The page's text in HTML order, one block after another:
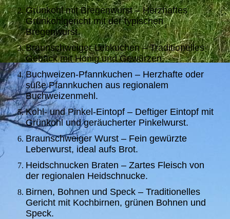
Grünkohl mit Bregenwurst – Herzhaftes
Grünkohlgericht mit der typischen
Bregenwurst.
Braunschweiger Lebkuchen – Traditionelles
Gebäck mit Honig und Gewürzen.
Buchweizen-Pfannkuchen – Herzhafte oder
süße Pfannkuchen aus regionalem
Buchweizenmehl.
Kohl- und Pinkel-Eintopf – Deftiger Eintopf mit
Grünkohl und geräucherter Pinkelwurst.
Braunschweiger Wurst – Fein gewürzte
Leberwurst, ideal aufs Brot.
Heidschnucken Braten – Zartes Fleisch von
der regionalen Heidschnucke.
Birnen, Bohnen und Speck – Traditionelles
Gericht mit Kochbirnen, grünen Bohnen und
Speck.